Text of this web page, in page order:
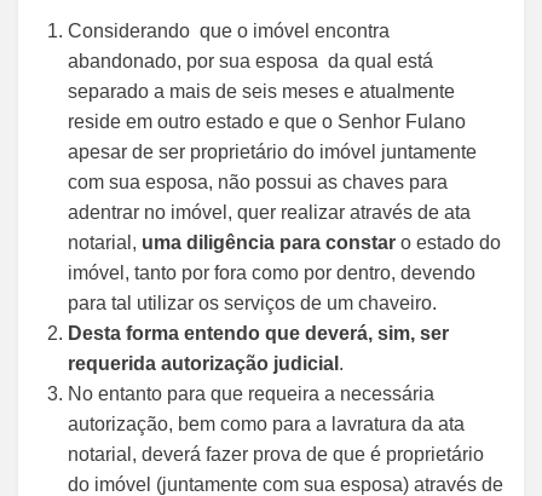
Considerando que o imóvel encontra
abandonado, por sua esposa da qual está
separado a mais de seis meses e atualmente
reside em outro estado e que o Senhor Fulano
apesar de ser proprietário do imóvel juntamente
com sua esposa, não possui as chaves para
adentrar no imóvel, quer realizar através de ata
notarial, uma diligência para constar o estado do
imóvel, tanto por fora como por dentro, devendo
para tal utilizar os serviços de um chaveiro.
Desta forma entendo que deverá, sim, ser
requerida autorização judicial .
No entanto para que requeira a necessária
autorização, bem como para a lavratura da ata
notarial, deverá fazer prova de que é proprietário
do imóvel (juntamente com sua esposa) através de